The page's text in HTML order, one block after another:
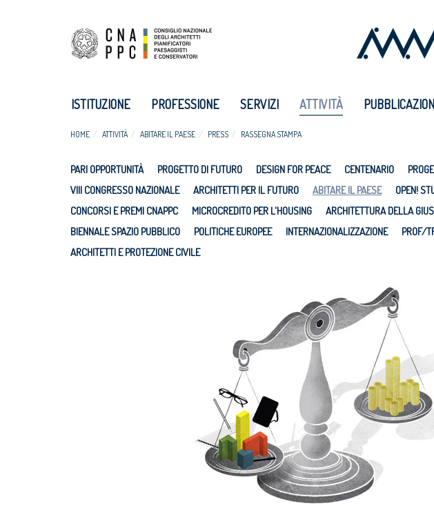
ISTITUZIONE PROFESSIONE SERVIZI ATTIVITÀ
HOME ATTIVITÀ ABITARE IL PAESE PRESS RASSEGNA STAMPA
PARI OPPORTUNITÀ PROGETTO DI FUTURO DESIGN FOR PEACE CENTENARIO
VIII CONGRESSO NAZIONALE
ARCHITETTI PER IL FUTURO ABITARE IL PAESE
OPEN!
CONCORSI E PREMI CNAPPC
MICROCREDITO PER L'HOUSING ARCHITETTURA DELLA
BIENNALE SPAZIO PUBBLICO
POLITICHE EUROPEE INTERNAZIONALIZZAZIONE PROF/
ARCHITETTI E PROTEZIONE CIVILE